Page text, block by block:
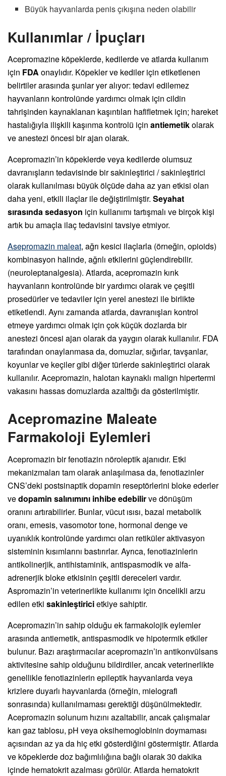
Büyük hayvanlarda penis çıkışına neden olabilir
Kullanımlar / İpuçları
Acepromazine köpeklerde, kedilerde ve atlarda kullanım
için FDA onaylıdır. Köpekler ve kediler için etiketlenen
belirtiler arasında şunlar yer alıyor: tedavi edilemez
hayvanların kontrolünde yardımcı olmak için cildin
tahrişinden kaynaklanan kaşıntıları hafifletmek için; hareket
hastalığıyla ilişkili kaşınma kontrolü için antiemetikolarak
ve anestezi öncesi bir ajan olarak.
Acepromazin’in köpeklerde veya kedilerde olumsuz
davranışların tedavisinde bir sakinleştirici / sakinleştirici
olarak kullanılması büyük ölçüde daha az yan etkisi olan
daha yeni, etkili ilaçlar ile değiştirilmiştir. Seyahat
sırasında sedasyon için kullanımı tartışmalı ve birçok kişi
artık bu amaçla ilaç tedavisini tavsiye etmiyor.
Asepromazin maleat, ağrı kesici ilaçlarla (örneğin, opioids)
kombinasyon halinde, ağrılı etkilerini güçlendirebilir.
(neuroleptanalgesia). Atlarda, acepromazin kırık
hayvanların kontrolünde bir yardımcı olarak ve çeşitli
prosedürler ve tedaviler için yerel anestezi ile birlikte
etiketlendi. Aynı zamanda atlarda, davranışları kontrol
etmeye yardımcı olmak için çok küçük dozlarda bir
anestezi öncesi ajan olarak da yaygın olarak kullanılır. FDA
tarafından onaylanmasa da, domuzlar, sığırlar, tavşanlar,
koyunlar ve keçiler gibi diğer türlerde sakinleştirici olarak
kullanılır. Acepromazin, halotan kaynaklı malign hipertermi
vakasını hassas domuzlarda azalttığı da gösterilmiştir.
Acepromazine Maleate
Farmakoloji Eylemleri
Acepromazin bir fenotiazin nöroleptik ajanıdır. Etki
mekanizmaları tam olarak anlaşılmasa da, fenotiazinler
CNS’deki postsinaptik dopamin reseptörlerini bloke ederler
vedopamin salınımını inhibe edebilirve dönüşüm
oranını artırabilirler. Bunlar, vücut ısısı, bazal metabolik
oranı, emesis, vasomotor tone, hormonal denge ve
uyanıklık kontrolünde yardımcı olan retiküler aktivasyon
sisteminin kısımlarını bastırırlar. Ayrıca, fenotiazinlerin
antikolinerjik, antihistaminik, antispasmodik ve alfa-
adrenerjik bloke etkisinin çeşitli dereceleri vardır.
Aspromazin’in veterinerlikte kullanımı için öncelikli arzu
edilen etki sakinleştiricietkiye sahiptir.
Acepromazin’in sahip olduğu ek farmakolojik eylemler
arasında antiemetik, antispasmodik ve hipotermik etkiler
bulunur. Bazı araştırmacılar acepromazin’in antikonvülsans
aktivitesine sahip olduğunu bildirdiler, ancak veterinerlikte
genellikle fenotiazinlerin epileptik hayvanlarda veya
krizlere duyarlı hayvanlarda (örneğin, mielografi
sonrasında) kullanılmaması gerektiği düşünülmektedir.
Acepromazin solunum hızını azaltabilir, ancak çalışmalar
kan gaz tablosu, pH veya oksihemoglobinin doymaması
açısından az ya da hiç etki gösterdiğini göstermiştir. Atlarda
ve köpeklerde doz bağımlılığına bağlı olarak 30 dakika
içinde hematokrit azalması görülür. Atlarda hematokrit